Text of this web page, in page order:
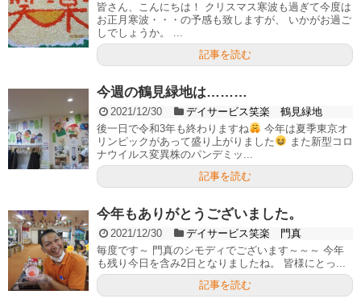
皆さん、こんにちは！ クリスマス寒波も過ぎて今度は
お正月寒波・・・の予感も致しますが、 いかがお過ご
しでしょうか。 ...
記事を読む
今週の鶴見緑地は………
2021/12/30
デイサービス笑楽 鶴見緑地
後一日で令和3年も終わりますね
今年は夏季東京オ
リンピックがあって盛り上がりました
また新型コロ
ナウイルス変異株のパンデミッ...
記事を読む
今年もありがとうございました。
2021/12/30
デイサービス笑楽 門真
毎度です～ 門真のシモディでございます～～～ 今年
も残り今日を含み2日となりましたね。 皆様にとっ...
記事を読む